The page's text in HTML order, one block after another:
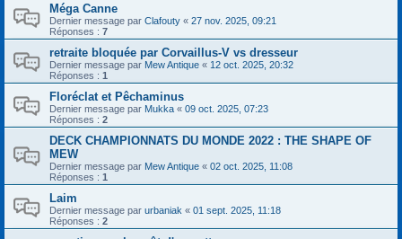
Méga Canne
Dernier message par Clafouty « 27 nov. 2025, 09:21
Réponses : 7
retraite bloquée par Corvaillus-V vs dresseur
Dernier message par Mew Antique « 12 oct. 2025, 20:32
Réponses : 1
Floréclat et Pêchaminus
Dernier message par Mukka « 09 oct. 2025, 07:23
Réponses : 2
DECK CHAMPIONNATS DU MONDE 2022 : THE SHAPE OF
MEW
Dernier message par Mew Antique « 02 oct. 2025, 11:08
Réponses : 1
Laim
Dernier message par urbaniak « 01 sept. 2025, 11:18
Réponses : 2